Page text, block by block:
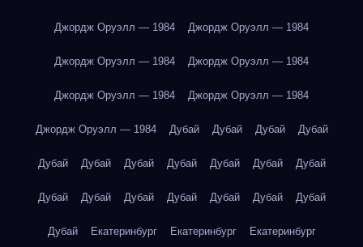
Джордж Оруэлл — 1984 Джордж Оруэлл — 1984
Джордж Оруэлл — 1984 Джордж Оруэлл — 1984
Джордж Оруэлл — 1984 Джордж Оруэлл — 1984
Джордж Оруэлл — 1984 Дубай Дубай Дубай Дубай
Дубай Дубай Дубай Дубай Дубай Дубай Дубай
Дубай Дубай Дубай Дубай Дубай Дубай Дубай
Дубай Екатеринбург Екатеринбург Екатеринбург